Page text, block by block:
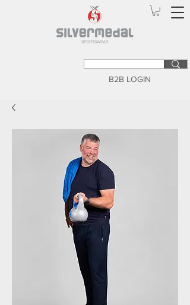
B2B LOGIN